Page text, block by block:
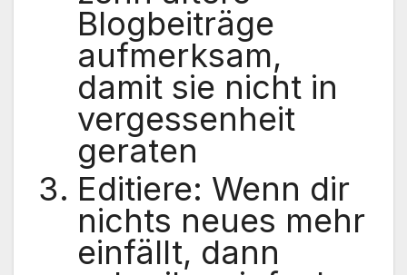
Blogbeiträge
aufmerksam,
damit sie nicht in
vergessenheit
geraten
Editiere: Wenn dir
nichts neues mehr
einfällt, dann